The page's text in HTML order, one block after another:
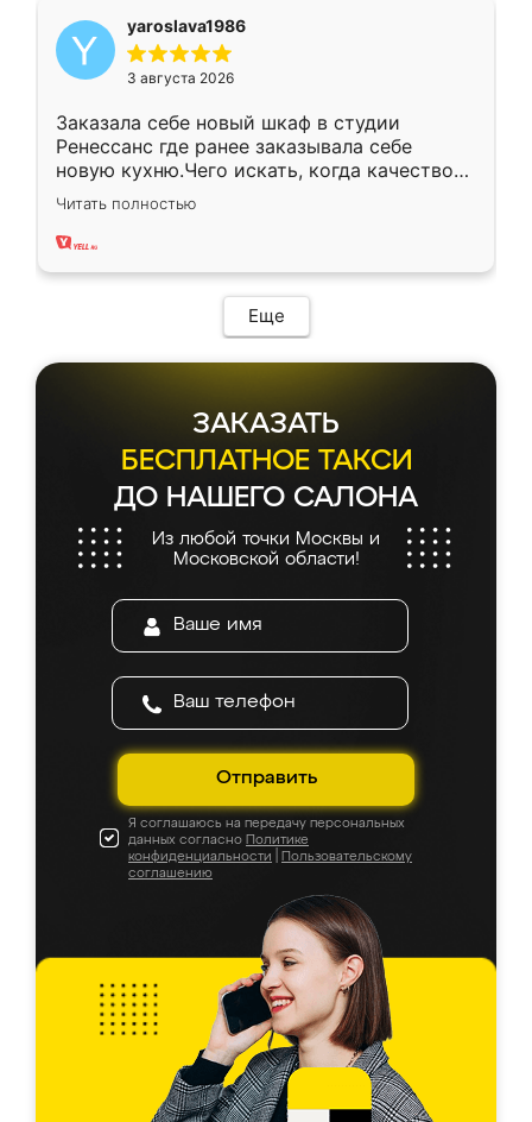
yaroslava1986
3 августа 2026
Заказала себе новый шкаф в студии
Ренессанс где ранее заказывала себе
новую кухню.Чего искать, когда качеством
вполне довольна. Служит кухня уже почти
два года, нареканий нет.
Читать полностью
Еще
ЗАКАЗАТЬ
БЕСПЛАТНОЕ ТАКСИ
ДО НАШЕГО САЛОНА
Из любой точки Москвы и
Московской области!
Отправить
Я соглашаюсь на передачу персональных
данных согласно Политике
конфиденциальности
Пользовательскому
соглашению